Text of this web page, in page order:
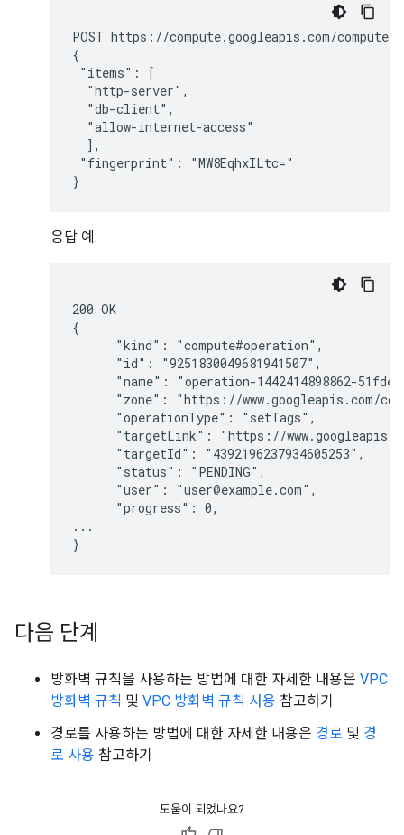
POST https://compute.googleapis.com/
{
"items": [
  "http-server",
  "db-client",
  "allow-internet-access"
  ],
"fingerprint": "MW8EqhxILtc="
응답 예:
200 OK
{
      "kind": "compute#operation",
      "id": "9251830049681941507",
"name": "operation-1442414898862-
"zone": "https://www.googleapis.com/
      "operationType": "setTags",
"targetLink": "https://
      "targetId": "4392196237934605253",
      "status": "PENDING",
      "user": "user@example.com",
      "progress": 0,
...
다음 단계
방화벽 규칙을 사용하는 방법에 대한 자세한 내용은 VPC
방화벽 규칙 및 VPC 방화벽 규칙 사용 참고하기
경로를 사용하는 방법에 대한 자세한 내용은 경로 및 경
로 사용 참고하기
도움이 되었나요?